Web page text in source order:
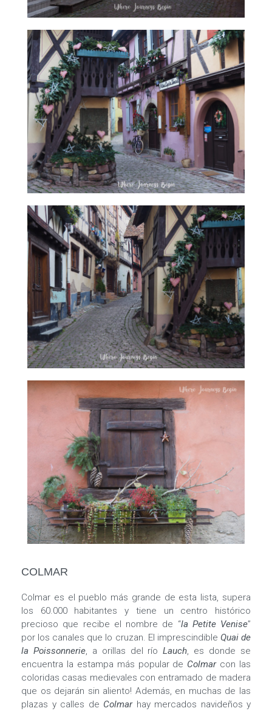
COLMAR
Colmar es el pueblo más grande de esta lista, supera
los 60.000 habitantes y tiene un centro histórico
precioso que recibe el nombre de “la Petite Venise”
por los canales que lo cruzan. El imprescindible Quai de
la Poissonnerie, a orillas del ríoLauch, es donde se
encuentra la estampa más popular de Colmarcon las
coloridas casas medievales con entramado de madera
que os dejarán sin aliento! Además, en muchas de las
plazas y calles de Colmarhay mercados navideños y